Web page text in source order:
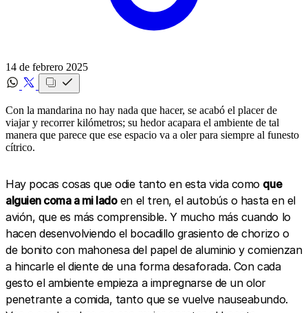
14 de febrero 2025
Con la mandarina no hay nada que hacer, se acabó el placer de
viajar y recorrer kilómetros; su hedor acapara el ambiente de tal
manera que parece que ese espacio va a oler para siempre al funesto
cítrico.‍
Hay pocas cosas que odie tanto en esta vida como que
alguien coma a mi ladoen el tren, el autobús o hasta en el
avión, que es más comprensible. Y mucho más cuando lo
hacen desenvolviendo el bocadillo grasiento de chorizo o
de bonito con mahonesa del papel de aluminio y comienzan
a hincarle el diente de una forma desaforada. Con cada
gesto el ambiente empieza a impregnarse de un olor
penetrante a comida, tanto que se vuelve nauseabundo.